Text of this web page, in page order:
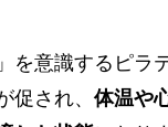
を意識するピラ
促され、 体温や